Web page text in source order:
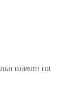
влияет на